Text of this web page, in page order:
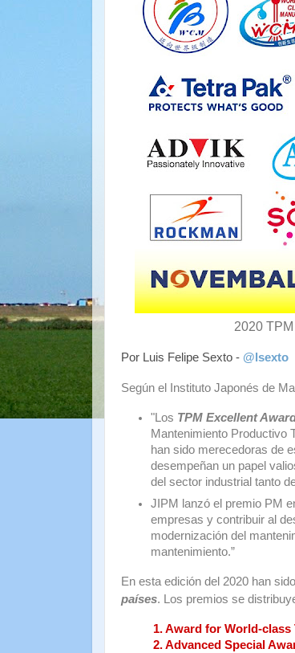
2020
Por Luis Felipe Sexto - @lsexto
Según el Instituto Japonés de
"Los TPM Excellent
Mantenimiento Productivo
han sido merecedoras de
desempeñan un papel
del sector industrial tanto
JIPM lanzó el premio PM
empresas y contribuir al
modernización del
mantenimiento.”
En esta edición del 2020 han
países. Los premios se
1. Award for World-class
2. Advanced Special